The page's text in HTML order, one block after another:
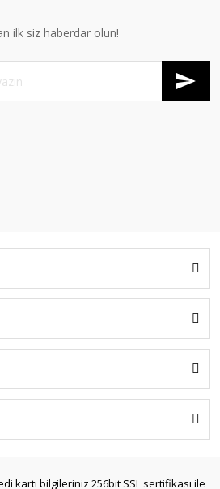
ilk siz haberdar olun!
kartı bilgileriniz 256bit SSL sertifikası ile